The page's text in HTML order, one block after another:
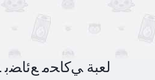
لعبة ﻲﻛﺎﺤﻣ